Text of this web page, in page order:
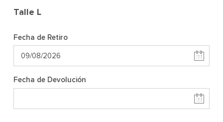
Talle L
Fecha de Retiro
Fecha de Devolución